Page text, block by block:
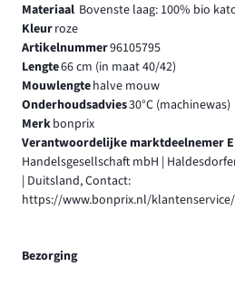
Materiaal Bovenste laag: 100% bio
Kleurroze
Artikelnummer96105795
Lengte66 cm (in maat 40/42)
Mouwlengtehalve mouw
Onderhoudsadvies30°C (machinewas)
Merkbonprix
Verantwoordelijke marktdeelnemer
Handelsgesellschaft mbH |
| Duitsland, Contact:
https://www.bonprix.nl/
Bezorging